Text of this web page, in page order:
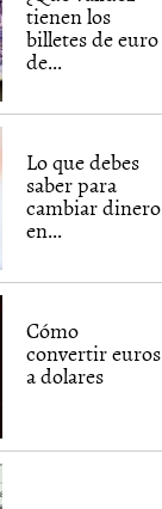
tienen los
billetes de euro
de...
Lo que debes
saber para
cambiar dinero
en...
Cómo
convertir euros
a dolares